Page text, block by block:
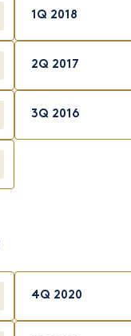
1Q 2018
2Q 2017
3Q 2016
4Q 2020